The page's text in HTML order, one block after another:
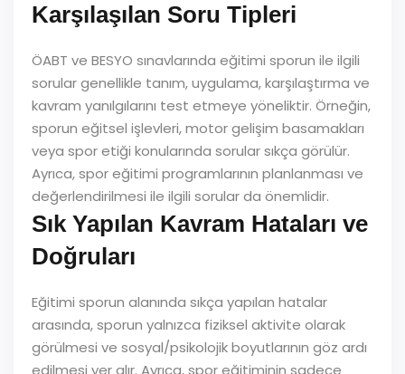
Karşılaşılan Soru Tipleri
ÖABT ve BESYO sınavlarında eğitimi sporun ile ilgili
sorular genellikle tanım, uygulama, karşılaştırma ve
kavram yanılgılarını test etmeye yöneliktir. Örneğin,
sporun eğitsel işlevleri, motor gelişim basamakları
veya spor etiği konularında sorular sıkça görülür.
Ayrıca, spor eğitimi programlarının planlanması ve
değerlendirilmesi ile ilgili sorular da önemlidir.
Sık Yapılan Kavram Hataları ve
Doğruları
Eğitimi sporun alanında sıkça yapılan hatalar
arasında, sporun yalnızca fiziksel aktivite olarak
görülmesi ve sosyal/psikolojik boyutlarının göz ardı
edilmesi yer alır. Ayrıca, spor eğitiminin sadece